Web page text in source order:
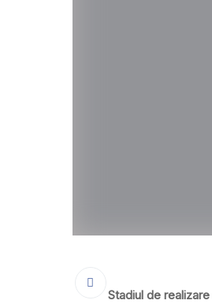
Stadiul de